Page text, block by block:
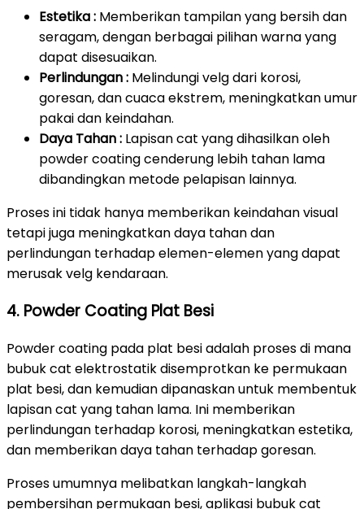
Estetika : Memberikan tampilan yang bersih dan
seragam, dengan berbagai pilihan warna yang
dapat disesuaikan.
Perlindungan : Melindungi velg dari korosi,
goresan, dan cuaca ekstrem, meningkatkan umur
pakai dan keindahan.
Daya Tahan : Lapisan cat yang dihasilkan oleh
powder coating cenderung lebih tahan lama
dibandingkan metode pelapisan lainnya.
Proses ini tidak hanya memberikan keindahan visual
tetapi juga meningkatkan daya tahan dan
perlindungan terhadap elemen-elemen yang dapat
merusak velg kendaraan.
4. Powder Coating Plat Besi
Powder coating pada plat besi adalah proses di mana
bubuk cat elektrostatik disemprotkan ke permukaan
plat besi, dan kemudian dipanaskan untuk membentuk
lapisan cat yang tahan lama. Ini memberikan
perlindungan terhadap korosi, meningkatkan estetika,
dan memberikan daya tahan terhadap goresan.
Proses umumnya melibatkan langkah-langkah
pembersihan permukaan besi, aplikasi bubuk cat